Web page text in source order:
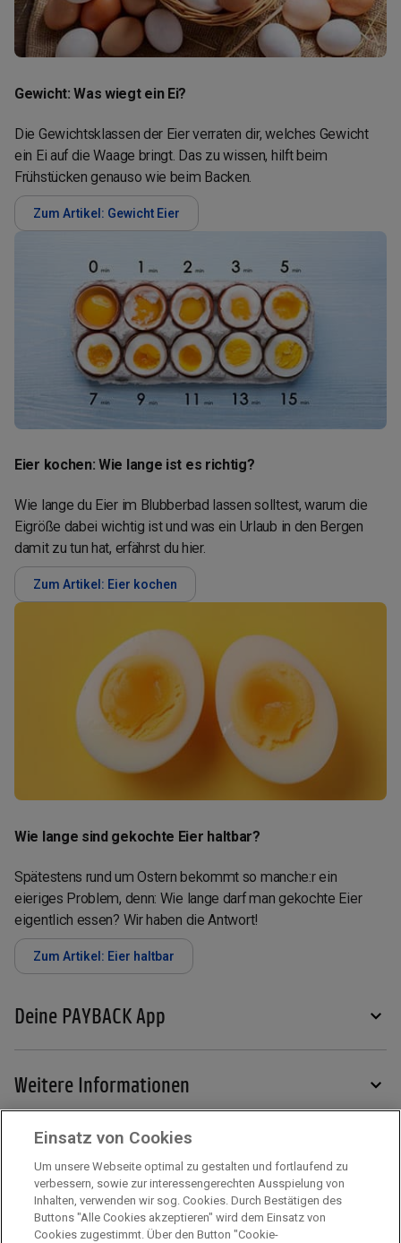
Gewicht: Was wiegt ein Ei?
Die Gewichtsklassen der Eier verraten dir, welches Gewicht
ein Ei auf die Waage bringt. Das zu wissen, hilft beim
Frühstücken genauso wie beim Backen.
Zum Artikel: Gewicht Eier
Eier kochen: Wie lange ist es richtig?
Wie lange du Eier im Blubberbad lassen solltest, warum die
Eigröße dabei wichtig ist und was ein Urlaub in den Bergen
damit zu tun hat, erfährst du hier.
Zum Artikel: Eier kochen
Wie lange sind gekochte Eier haltbar?
Spätestens rund um Ostern bekommt so manche:r ein
eieriges Problem, denn: Wie lange darf man gekochte Eier
eigentlich essen? Wir haben die Antwort!
Zum Artikel: Eier haltbar
Deine PAYBACK App
Weitere Informationen
Mehr zu PAYBACK
Einsatz von Cookies
Um unsere Webseite optimal zu gestalten und fortlaufend zu
verbessern, sowie zur interessengerechten Ausspielung von
Inhalten, verwenden wir sog. Cookies. Durch Bestätigen des
Buttons "Alle Cookies akzeptieren" wird dem Einsatz von
Cookies zugestimmt. Über den Button "Cookie-